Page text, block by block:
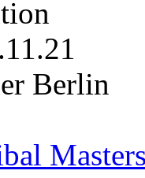
Berlin